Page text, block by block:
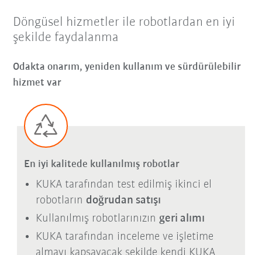
Döngüsel hizmetler ile robotlardan en iyi
şekilde faydalanma
Odakta onarım, yeniden kullanım ve sürdürülebilir
hizmet var
En iyi kalitede kullanılmış robotlar
KUKA tarafından test edilmiş ikinci el
robotların doğrudan satışı
Kullanılmış robotlarınızın geri alımı
KUKA tarafından inceleme ve işletime